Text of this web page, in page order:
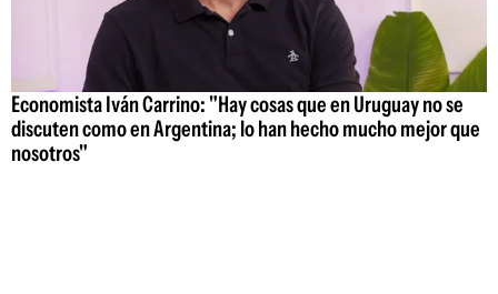
Economista Iván Carrino: "Hay cosas que en Uruguay no se
discuten como en Argentina; lo han hecho mucho mejor que
nosotros"